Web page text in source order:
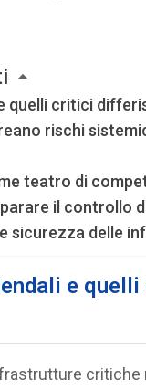
quelli critici
rischi
teatro di
il controllo
sicurezza delle
e
critiche